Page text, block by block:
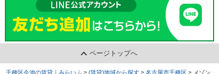
ページトップへ
千種区今池の賃貸｜みらいふ > (賃貸)地域から探す > 名古屋市千種区 > メゾン